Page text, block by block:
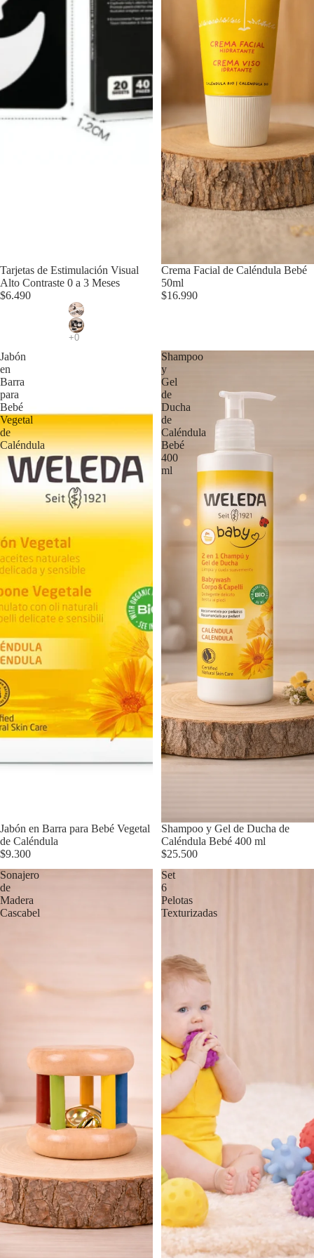
Tarjetas de Estimulación Visual
Alto Contraste 0 a 3 Meses
$6.490
Crema Facial de Caléndula Bebé
50ml
$16.990
Jabón
en
Barra
para
Bebé
Vegetal
de
Caléndula
Jabón en Barra para Bebé Vegetal
de Caléndula
$9.300
Shampoo
y
Gel
de
Ducha
de
Caléndula
Bebé
400
ml
Shampoo y Gel de Ducha de
Caléndula Bebé 400 ml
$25.500
Sonajero
de
Madera
Cascabel
Set
6
Pelotas
Texturizadas